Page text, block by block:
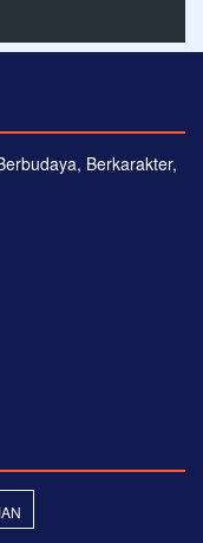
Berkarakter,